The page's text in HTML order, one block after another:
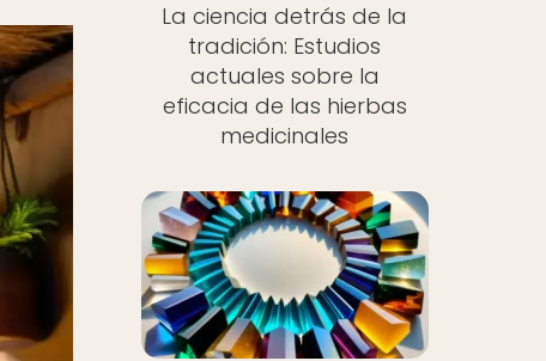
La ciencia detrás de la
tradición: Estudios
actuales sobre la
eficacia de las hierbas
medicinales